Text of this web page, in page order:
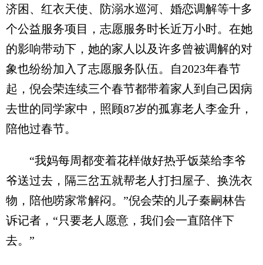
济困、红衣天使、防溺水巡河、婚恋调解等十多
个公益服务项目，志愿服务时长近万小时。在她
的影响带动下，她的家人以及许多曾被调解的对
象也纷纷加入了志愿服务队伍。自2023年春节
起，倪会荣连续三个春节都带着家人到自己因病
去世的同学家中，照顾87岁的孤寡老人李金升，
陪他过春节。
“我妈每周都变着花样做好热乎饭菜给李爷
爷送过去，隔三岔五就帮老人打扫屋子、换洗衣
物，陪他唠家常解闷。”倪会荣的儿子秦嗣林告
诉记者，“只要老人愿意，我们会一直陪伴下
去。”